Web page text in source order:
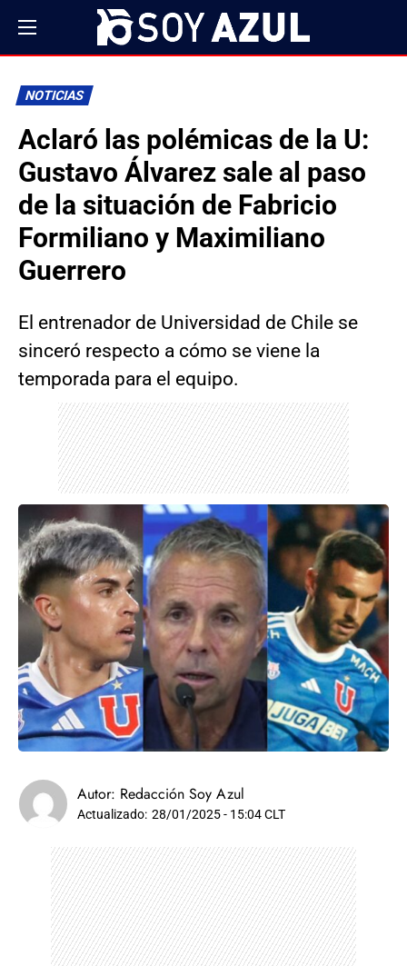
NOTICIAS
Aclaró las polémicas de la U:
Gustavo Álvarez sale al paso
de la situación de Fabricio
Formiliano y Maximiliano
Guerrero
El entrenador de Universidad de Chile se
sinceró respecto a cómo se viene la
temporada para el equipo.
Autor: Redacción Soy Azul
Actualizado: 28/01/2025 - 15:04 CLT